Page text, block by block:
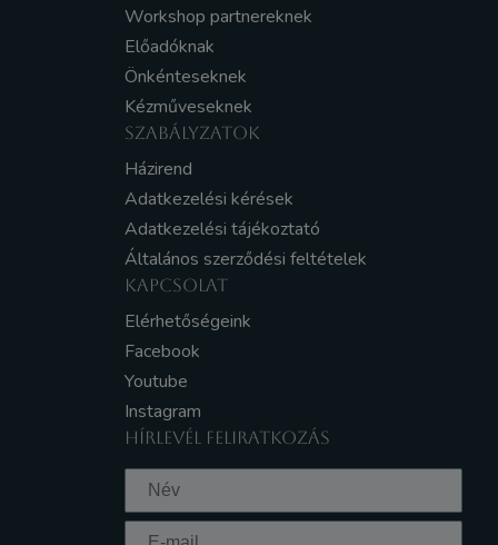
Workshop partnereknek
Előadóknak
Önkénteseknek
Kézműveseknek
SZABÁLYZATOK
Házirend
Adatkezelési kérések
Adatkezelési tájékoztató
Általános szerződési feltételek
KAPCSOLAT
Elérhetőségeink
Facebook
Youtube
Instagram
HÍRLEVÉL FELIRATKOZÁS